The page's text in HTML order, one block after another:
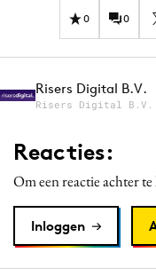
0 0
Risers Digital B.V.
Risers Digital B.V.
Reacties:
Om een reactie achter
Inloggen